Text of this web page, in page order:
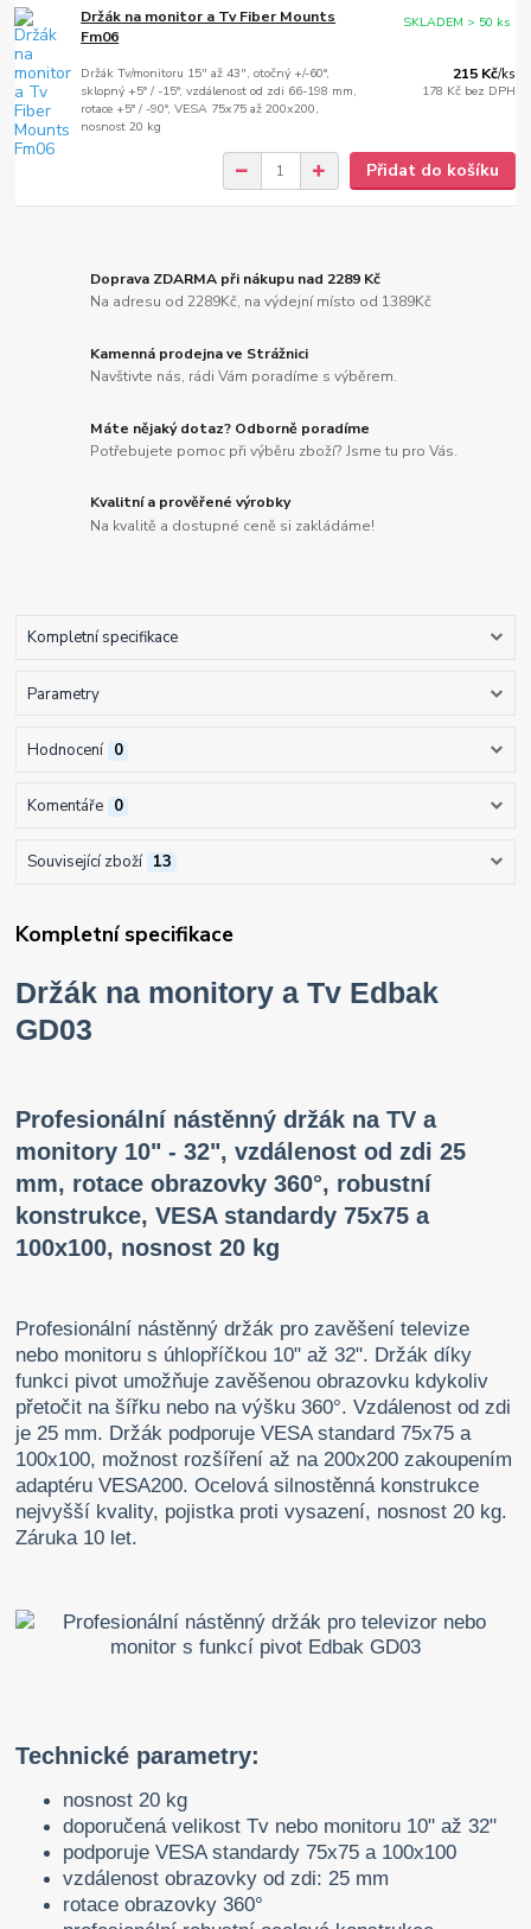
Držák na monitor a Tv Fiber Mounts
Fm06
Držák Tv/monitoru 15" až 43", otočný +/-60°,
sklopný +5° / -15°, vzdálenost od zdi 66-198 mm,
rotace +5° / -90°, VESA 75x75 až 200x200,
nosnost 20 kg
215 Kč/ks
178 Kč bez DPH
SKLADEM > 50 ks
Přidat do košíku
Doprava ZDARMA při nákupu nad 2289 Kč
Na adresu od 2289Kč, na výdejní místo od 1389Kč
Kamenná prodejna ve Strážnici
Navštivte nás, rádi Vám poradíme s výběrem.
Máte nějaký dotaz? Odborně poradíme
Potřebujete pomoc při výběru zboží? Jsme tu pro Vás.
Kvalitní a prověřené výrobky
Na kvalitě a dostupné ceně si zakládáme!
Kompletní specifikace
Parametry
Hodnocení 0
Komentáře 0
Související zboží 13
Kompletní specifikace
Držák na monitory a Tv Edbak
GD03
Profesionální nástěnný držák na TV a
monitory 10" - 32", vzdálenost od zdi 25
mm, rotace obrazovky 360°, robustní
konstrukce, VESA standardy 75x75 a
100x100, nosnost 20 kg
Profesionální nástěnný držák pro zavěšení televize
nebo monitoru s úhlopříčkou 10" až 32". Držák díky
funkci pivot umožňuje zavěšenou obrazovku kdykoliv
přetočit na šířku nebo na výšku 360°. Vzdálenost od zdi
je 25 mm. Držák podporuje VESA standard 75x75 a
100x100, možnost rozšíření až na 200x200 zakoupením
adaptéru VESA200. Ocelová silnostěnná konstrukce
nejvyšší kvality, pojistka proti vysazení, nosnost 20 kg.
Záruka 10 let.
Technické parametry:
nosnost 20 kg
doporučená velikost Tv nebo monitoru 10" až 32"
podporuje VESA standardy 75x75 a 100x100
vzdálenost obrazovky od zdi: 25 mm
rotace obrazovky 360°